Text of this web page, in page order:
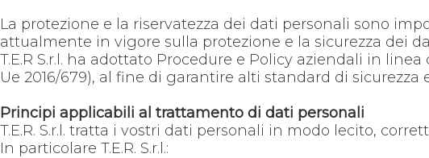
La protezione e la riservatezza dei dati personali sono
attualmente in vigore sulla protezione e la sicurezza dei
T.E.R S.r.l. ha adottato Procedure e Policy aziendali in
Ue 2016/679), al fine di garantire alti standard di
Principi applicabili al trattamento di dati personali
T.E.R. S.r.l. tratta i vostri dati personali in modo lecito,
In particolare T.E.R. S.r.l.: